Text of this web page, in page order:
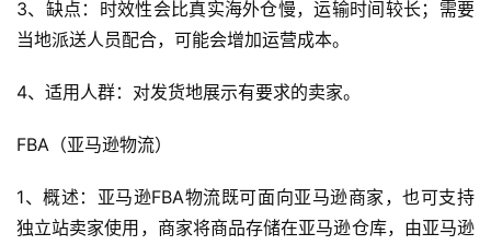
3、缺点：时效性会比真实海外仓慢，运输时间较长；需要
当地派送人员配合，可能会增加运营成本。
4、适用人群：对发货地展示有要求的卖家。
FBA（亚马逊物流）
1、概述：亚马逊FBA物流既可面向亚马逊商家，也可支持
独立站卖家使用，商家将商品存储在亚马逊仓库，由亚马逊